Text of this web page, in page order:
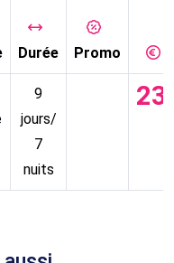
Durée Promo
9
jours/
7
nuits